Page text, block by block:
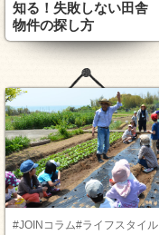
知る！失敗しない田舎
物件の探し方
#JOINコラム#ライフスタイル